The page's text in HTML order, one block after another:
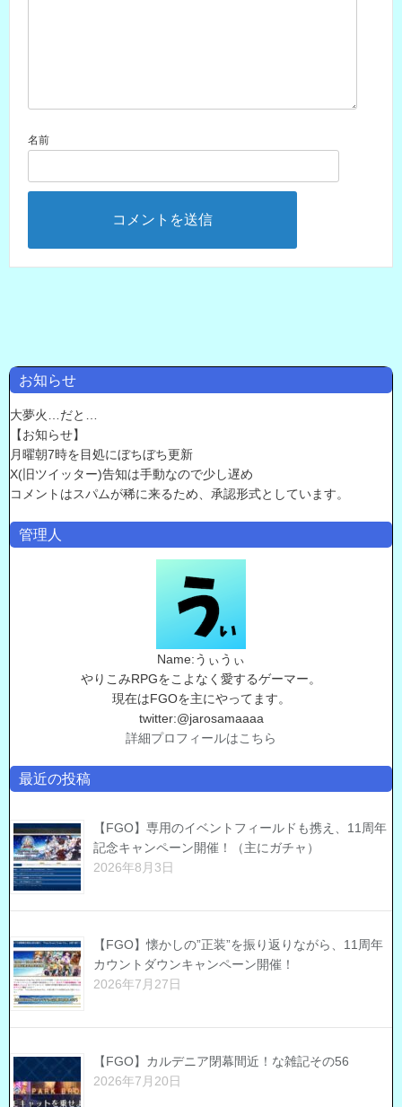
名前
お知らせ
大夢火…だと…
【お知らせ】
月曜朝7時を目処にぼちぼち更新
X(旧ツイッター)告知は手動なので少し遅め
コメントはスパムが稀に来るため、承認形式としています。
管理人
Name:うぃうぃ
やりこみRPGをこよなく愛するゲーマー。
現在はFGOを主にやってます。
twitter:@jarosamaaaa
詳細プロフィールはこちら
最近の投稿
【FGO】専用のイベントフィールドも携え、11周年
記念キャンペーン開催！（主にガチャ）
2026年8月3日
【FGO】懐かしの”正装”を振り返りながら、11周年
カウントダウンキャンペーン開催！
2026年7月27日
【FGO】カルデニア閉幕間近！な雑記その56
2026年7月20日